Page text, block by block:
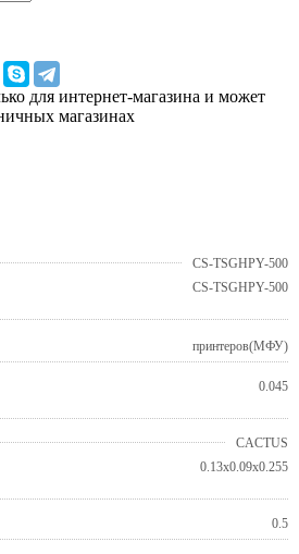
для интернет-магазина и может
магазинах
CS-TSGHPY-500
CS-TSGHPY-500
принтеров(МФУ)
0.045
CACTUS
0.13x0.09x0.255
0.5